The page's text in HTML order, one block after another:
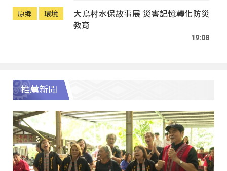
原鄉 環境
大鳥村水保故事展 災害記憶轉化防災
教育
19:08
推薦新聞